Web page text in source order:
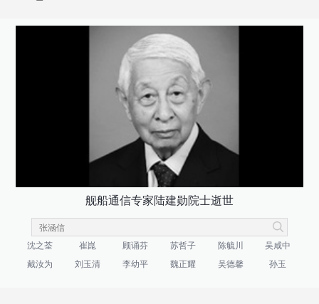
舰船通信专家陆建勋院士逝世
沈之荃 崔崑 顾诵芬 苏哲子 陈毓川
吴咸中
戴汝为
刘玉清 李幼平 魏正耀 吴德馨 孙玉